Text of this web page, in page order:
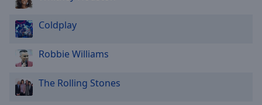
Coldplay
Robbie Williams
The Rolling Stones